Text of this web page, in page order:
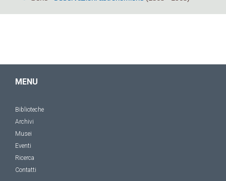
MENU
Biblioteche
Archivi
Musei
Eventi
Ricerca
Contatti